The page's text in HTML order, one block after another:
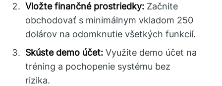
Vložte finančné prostriedky: Začnite
obchodovať s minimálnym vkladom 250
dolárov na odomknutie všetkých funkcií.
Skúste demo účet: Využite demo účet na
tréning a pochopenie systému bez
rizika.